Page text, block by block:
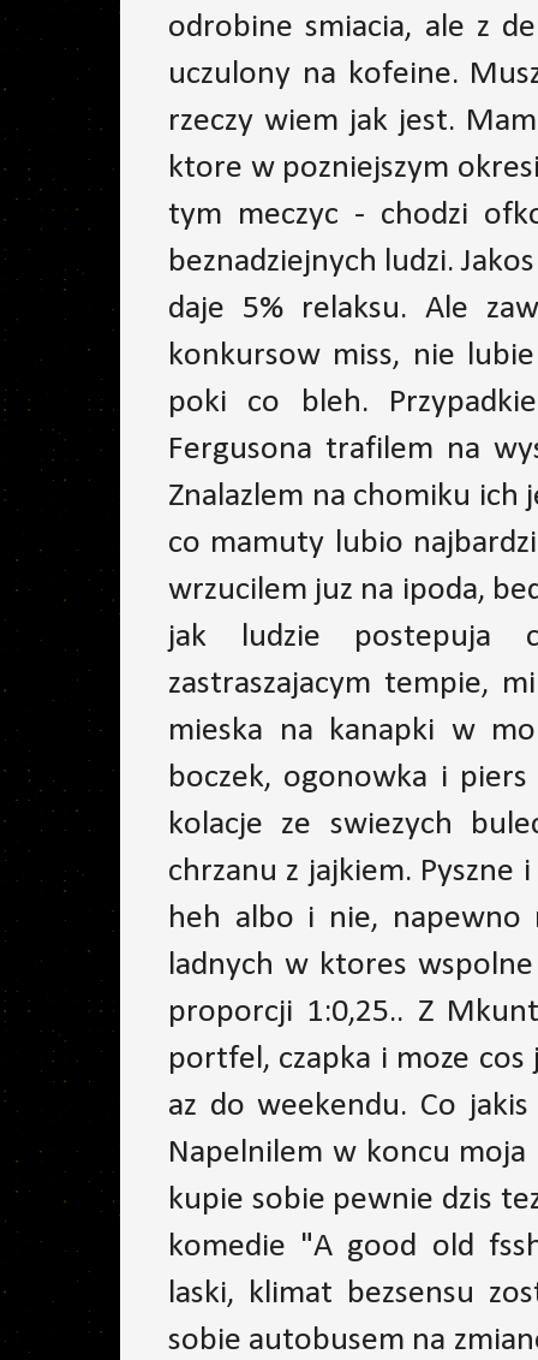
odrobine smiacia, ale z
uczulony na kofeine.
rzeczy wiem jak jest.
ktore w pozniejszym
tym meczyc - chodzi
beznadziejnych ludzi.
daje 5% relaksu. Ale
konkursow miss, nie
poki co bleh.
Fergusona trafilem na
Znalazlem na chomiku
co mamuty lubio
wrzucilem juz na ipoda,
jak ludzie postepuja
zastraszajacym tempie,
mieska na kanapki w
boczek, ogonowka i piers
kolacje ze swiezych
chrzanu z jajkiem. Pyszne
heh albo i nie, napewno
ladnych w ktores
proporcji 1:0,25.. Z
portfel, czapka i moze cos
az do weekendu. Co
Napelnilem w koncu
kupie sobie pewnie dzis
komedie "A good old
laski, klimat bezsensu
sobie autobusem na